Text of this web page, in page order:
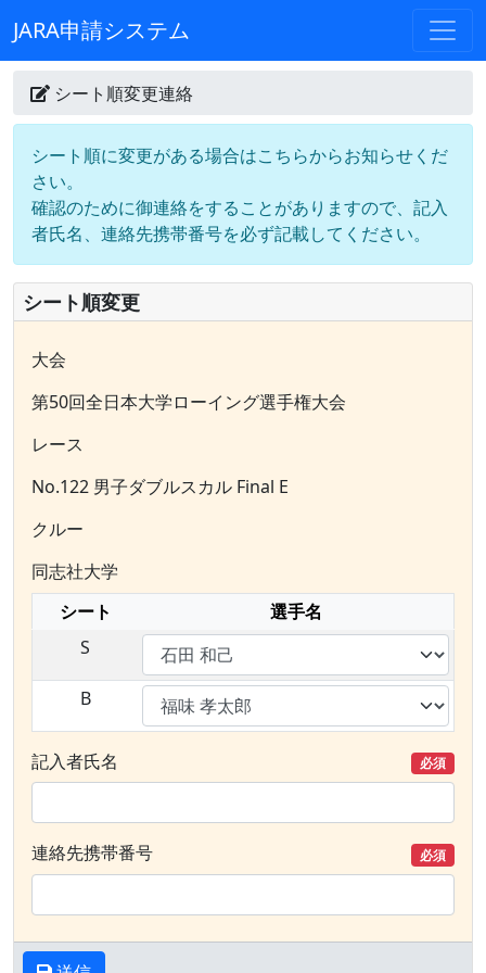
JARA申請システム
シート順変更連絡
シート順に変更がある場合はこちらからお知らせくだ
さい。
確認のために御連絡をすることがありますので、記入
者氏名、連絡先携帯番号を必ず記載してください。
シート順変更
大会
第50回全日本大学ローイング選手権大会
レース
No.122 男子ダブルスカル Final E
クルー
同志社大学
シート
選手名
S
B
記入者氏名 必須
連絡先携帯番号 必須